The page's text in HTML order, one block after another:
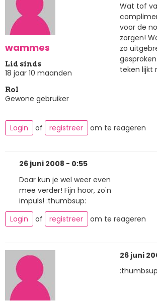
wammes
Lid sinds
18 jaar 10 maanden
Rol
Gewone gebruiker
Wat tof
voor de
zorgen!
zo
teken lijkt
Login of registreer om te reageren
26 juni 2008 - 0:55
Daar kun je wel weer even
mee verder! Fijn hoor, zo'n
impuls! :thumbsup:
Login
of registreer om te reageren
26 juni